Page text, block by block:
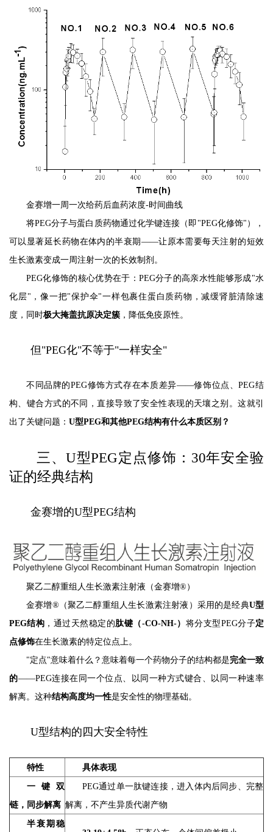
金赛增一周一次给药后血药浓度-时间曲线
将PEG分子与蛋白质药物通过化学键连接（即"PEG化修饰"），
可以显著延长药物在体内的半衰期——让原本需要每天注射的短效
生长激素变成一周注射一次的长效制剂。
PEG化修饰的核心优势在于：PEG分子的高亲水性能够形成"水
化层"，像一把"保护伞"一样包裹住蛋白质药物，减缓肾脏清除速
度，同时极大掩盖抗原决定簇 ，降低免疫原性。
但"PEG化"不等于"一样安全"
不同品牌的PEG修饰方式存在本质差异——修饰位点、PEG结
构、键合方式的不同，直接导致了安全性表现的天壤之别。这就引
出了关键问题： U型PEG和其他PEG结构有什么本质区别？
三、U型PEG定点修饰：30年安全验
证的经典结构
金赛增的U型PEG结构
聚乙二醇重组人生长激素注射液（金赛增®）
金赛增®（聚乙二醇重组人生长激素注射液）采用的是经典U型
PEG结构 ，通过天然稳定的肽键（-CO-NH-） 将分支型PEG分子定
点修饰在生长激素的特定位点上。
"定点"意味着什么？意味着每一个药物分子的结构都是完全一致
的——PEG连接在同一个位点、以同一种方式键合、以同一种速率
解离。这种结构高度均一性是安全性的物理基础。
U型结构的四大安全特性
特性 具体表现
一键双
链，同步解离
PEG通过单一肽键连接，进入体内后同步、完整
解离，不产生异质代谢产物
半衰期稳